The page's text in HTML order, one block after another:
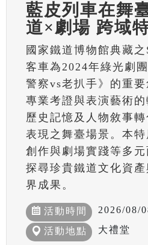
藍皮列車在舞
道×劇場 跨域
國家鐵道博物館典藏
客車為2024年綠光劇
警察vs老扒手》的重
專業考證與表演藝術的
歷史記憶及人物敘事
表現之舞臺場景。本
創作與劇場實踐等多
探尋珍貴鐵道文化資
界成果。
活動時間 2026/08/
活動地點 大禮堂